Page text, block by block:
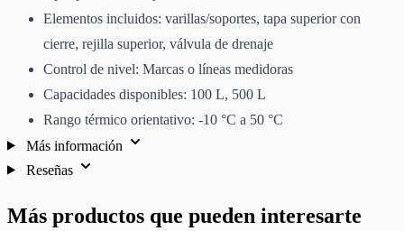
Elementos incluidos: varillas/soportes, tapa superior con
cierre, rejilla superior, válvula de drenaje
Control de nivel: Marcas o líneas medidoras
Capacidades disponibles: 100 L, 500 L
Rango térmico orientativo: -10 °C a 50 °C
Más información
Reseñas
Más productos que pueden interesarte